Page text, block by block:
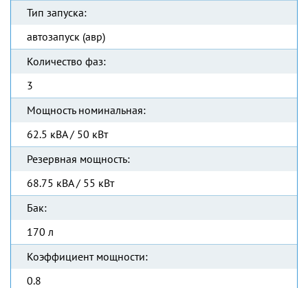
Тип запуска:
автозапуск (авр)
Количество фаз:
3
Мощность номинальная:
62.5 кВА / 50 кВт
Резервная мощность:
68.75 кВА / 55 кВт
Бак:
170 л
Коэффициент мощности:
0.8